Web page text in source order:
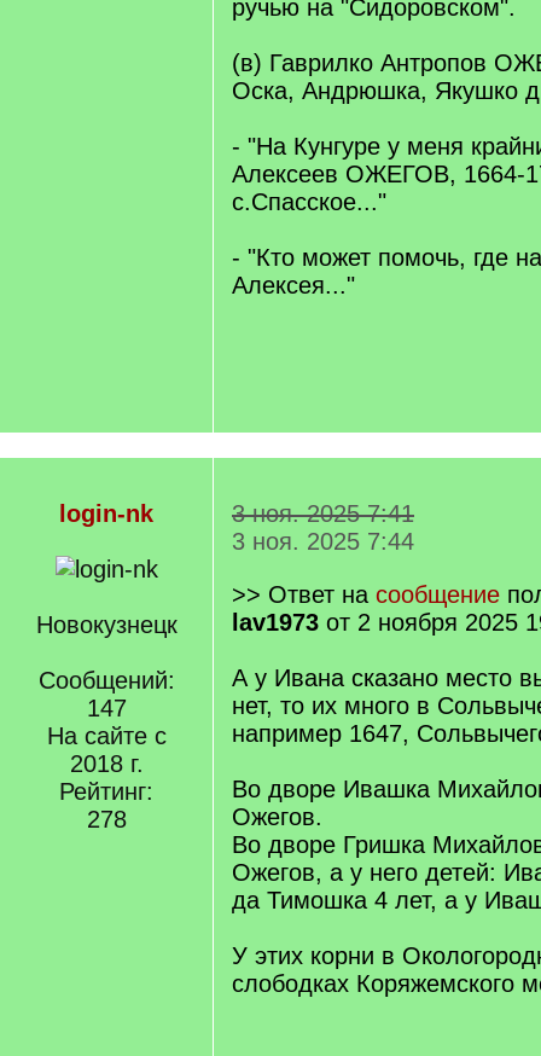
ручью на "Сидоровском".
(в) Гаврилко Антропов
Оска, Андрюшка, Якушко
- "На Кунгуре у меня
Алексеев ОЖЕГОВ, 1664-
с.Спасское..."
- "Кто может помочь, где
Алексея..."
login-nk
Новокузнецк
Сообщений:
147
На сайте с
2018 г.
Рейтинг:
278
3 ноя. 2025 7:41
3 ноя. 2025 7:44
>> Ответ на сообщение
lav1973 от 2 ноября 2025
А у Ивана сказано место
нет, то их много в
например 1647,
Во дворе Ивашка
Ожегов.
Во дворе Гришка
Ожегов, а у него детей:
да Тимошка 4 лет, а у
У этих корни в
слободках Коряжемского